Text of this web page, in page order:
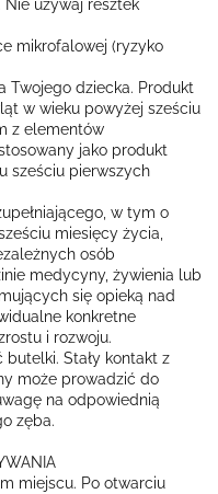
używaj resztek
mikrofalowej (ryzyko
Twojego dziecka. Produkt
w wieku powyżej sześciu
z elementów
jako produkt
sześciu pierwszych
w tym o
miesięcy życia,
osób
medycyny, żywienia lub
się opieką nad
konkretne
i rozwoju.
butelki. Stały kontakt z
może prowadzić do
na odpowiednią
zęba.
miejscu. Po otwarciu